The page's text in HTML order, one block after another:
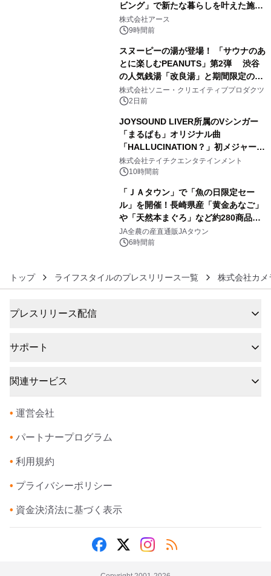
ビング」で新たな暮らしを叶えた施工
事例を株式会社アースが公開
株式会社アース
9時間前
スヌーピーの湯が登場！ 「サウナのあ
とに楽しむPEANUTS」第2弾 渋谷
の人気銭湯「改良湯」と期間限定のコ
ラボレーション サウナイキタイコラ
ボグッズも発売決定！
株式会社ソニー・クリエイティブプロダクツ
2日前
JOYSOUND LIVER所属のVシンガー
「まるぱも」オリジナル曲
「HALLUCINATION？」初メジャー配
信リリース決定！
株式会社テイチクエンタテインメント
10時間前
「ＪＡタウン」で「魚の日限定セー
ル」を開催！長崎県産「黄金あなご」
や「天然本まぐろ」など約280商品を
販売！～毎月１０日の定例企画～
JA全農の産直通販JAタウン
6時間前
トップ ライフスタイルのプレスリリース一覧 株式会社カ
プレスリリース配信
サポート
関連サービス
• 運営会社
• パートナープログラム
• 利用規約
• プライバシーポリシー
• 資金決済法に基づく表示